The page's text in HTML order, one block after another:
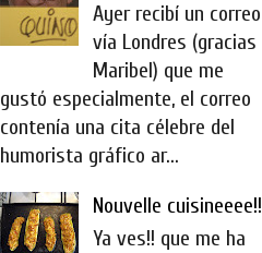
Ayer recibí un correo
vía Londres (gracias
Maribel) que me
gustó especialmente, el correo
contenía una cita célebre del
humorista gráfico ar...
Nouvelle cuisineeee!!
Ya ves!! que me ha